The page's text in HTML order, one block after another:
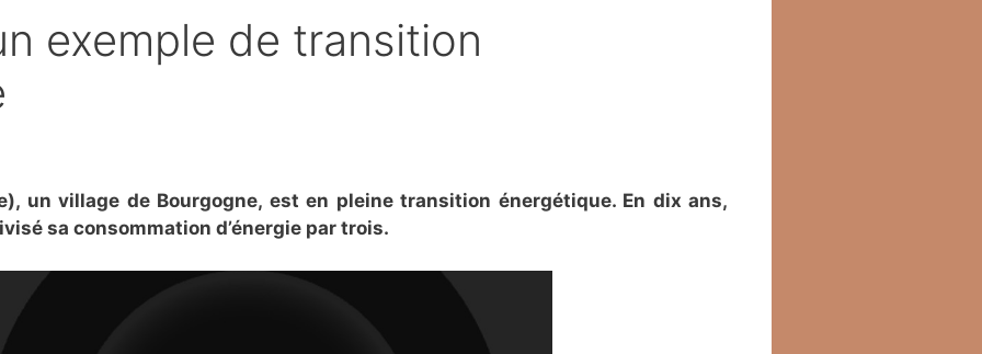
exemple de transition
un village de Bourgogne, est en pleine transition énergétique. En dix ans,
sa consommation d’énergie par trois.